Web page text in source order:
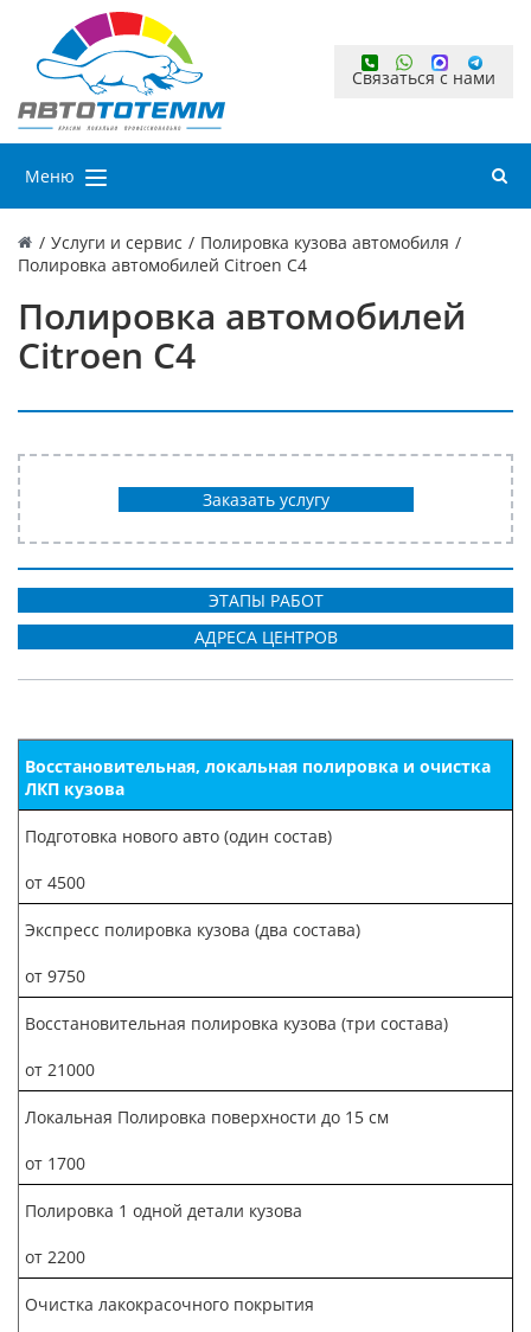
Связаться с нами
Меню
/ Услуги и сервис / Полировка кузова автомобиля /
Полировка автомобилей Citroen C4
Полировка автомобилей
Citroen C4
Заказать услугу
ЭТАПЫ РАБОТ
АДРЕСА ЦЕНТРОВ
Восстановительная, локальная полировка и очистка
ЛКП кузова
Подготовка нового авто (один состав)
от 4500
Экспресс полировка кузова (два состава)
от 9750
Восстановительная полировка кузова (три состава)
от 21000
Локальная Полировка поверхности до 15 см
от 1700
Полировка 1 одной детали кузова
от 2200
Очистка лакокрасочного покрытия